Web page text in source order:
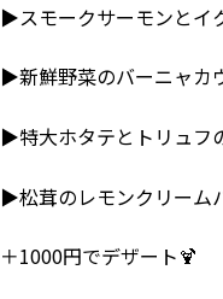
▶スモークサーモンとイ
▶新鮮野菜のバーニャカ
▶特大ホタテとトリュフ
▶松茸のレモンクリー
＋1000円でデザート🍹